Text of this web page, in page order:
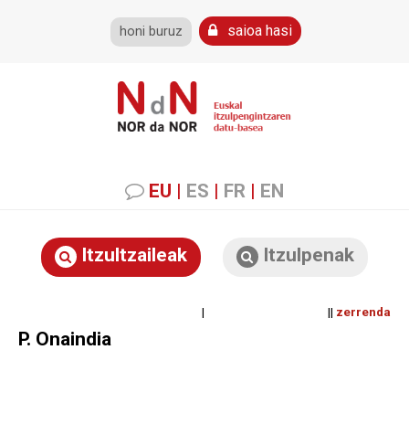
honi buruz saioa hasi
EU | ES | FR | EN
Itzultzaileak Itzulpenak
| || zerrenda
P. Onaindia